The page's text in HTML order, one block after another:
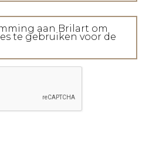
aan Brilart om
te gebruiken voor de